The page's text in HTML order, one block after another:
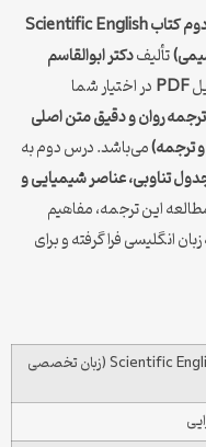
ترجمه کامل و حرفه‌ای درس دوم کتاب Scientific English
تألیفدکتر ابوالقاسم
PDF در اختیار شما
ترجمه روان و دقیق متن اصلی
ترجمه)می‌باشد. درس دوم به
تناوبی، عناصر شیمیایی و
این ترجمه، مفاهیم
انگلیسی فرا گرفته و برای
Scientific English for Chemistry Students (زبان تخصصی